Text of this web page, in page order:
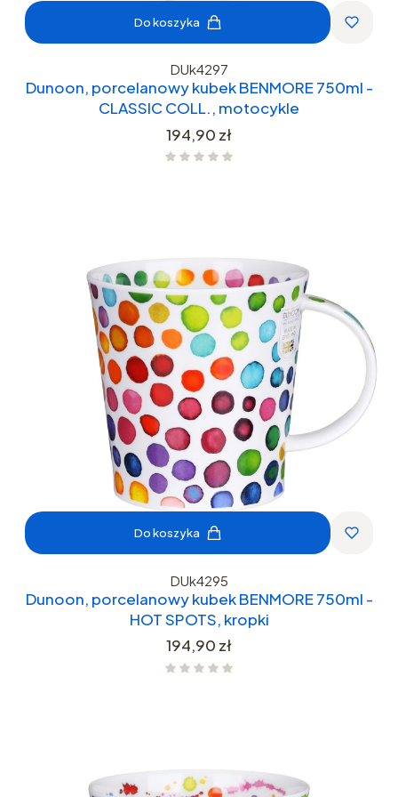
Do koszyka
DUk4297
Dunoon, porcelanowy kubek BENMORE 750ml -
CLASSIC COLL., motocykle
Cena
194,90 zł
Do koszyka
DUk4295
Dunoon, porcelanowy kubek BENMORE 750ml -
HOT SPOTS, kropki
Cena
194,90 zł